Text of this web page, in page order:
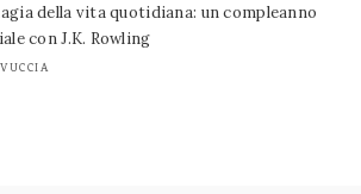
della vita quotidiana: un compleanno
con J.K. Rowling